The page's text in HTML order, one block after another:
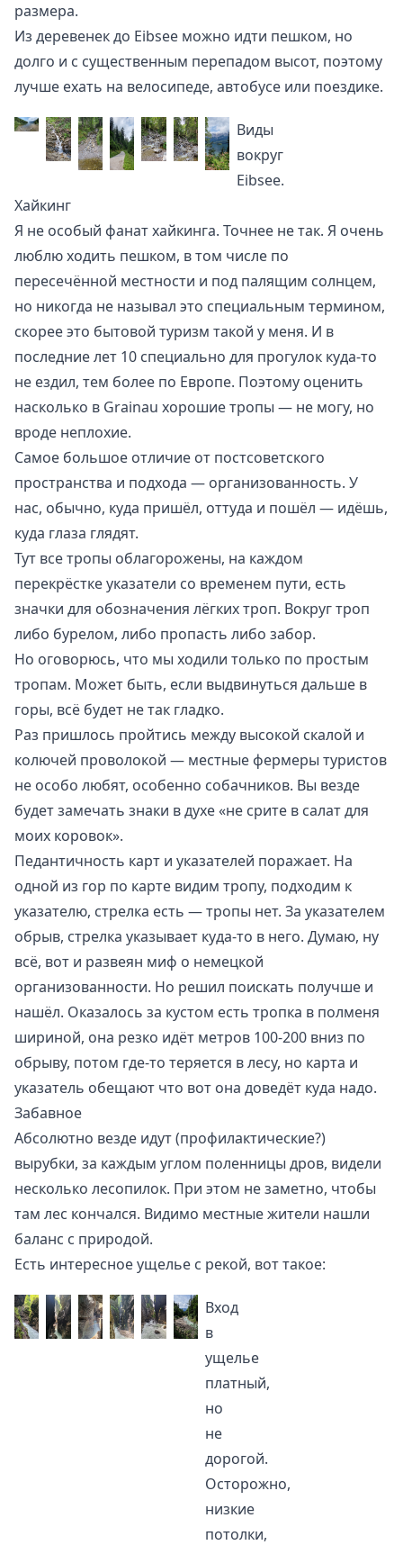
размера.
Из деревенек до Eibsee можно идти пешком, но
долго и с существенным перепадом высот, поэтому
лучше ехать на велосипеде, автобусе или поездике.
Виды
вокруг
Eibsee.
Хайкинг
Я не особый фанат хайкинга. Точнее не так. Я очень
люблю ходить пешком, в том числе по
пересечённой местности и под палящим солнцем,
но никогда не называл это специальным термином,
скорее это бытовой туризм такой у меня. И в
последние лет 10 специально для прогулок куда-то
не ездил, тем более по Европе. Поэтому оценить
насколько в Grainau хорошие тропы — не могу, но
вроде неплохие.
Самое большое отличие от постсоветского
пространства и подхода — организованность. У
нас, обычно, куда пришёл, оттуда и пошёл — идёшь,
куда глаза глядят.
Тут все тропы облагорожены, на каждом
перекрёстке указатели со временем пути, есть
значки для обозначения лёгких троп. Вокруг троп
либо бурелом, либо пропасть либо забор.
Но оговорюсь, что мы ходили только по простым
тропам. Может быть, если выдвинуться дальше в
горы, всё будет не так гладко.
Раз пришлось пройтись между высокой скалой и
колючей проволокой — местные фермеры туристов
не особо любят, особенно собачников. Вы везде
будет замечать знаки в духе «не срите в салат для
моих коровок».
Педантичность карт и указателей поражает. На
одной из гор по карте видим тропу, подходим к
указателю, стрелка есть — тропы нет. За указателем
обрыв, стрелка указывает куда-то в него. Думаю, ну
всё, вот и развеян миф о немецкой
организованности. Но решил поискать получше и
нашёл. Оказалось за кустом есть тропка в полменя
шириной, она резко идёт метров 100-200 вниз по
обрыву, потом где-то теряется в лесу, но карта и
указатель обещают что вот она доведёт куда надо.
Забавное
Абсолютно везде идут (профилактические?)
вырубки, за каждым углом поленницы дров, видели
несколько лесопилок. При этом не заметно, чтобы
там лес кончался. Видимо местные жители нашли
баланс с природой.
Есть интересное ущелье с рекой, вот такое:
Вход
в
ущелье
платный,
но
не
дорогой.
Осторожно,
низкие
потолки,